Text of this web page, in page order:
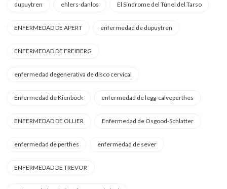
dupuytren ehlers-danlos El Síndrome del Túnel del Tarso
ENFERMEDAD DE APERT enfermedad de dupuytren
ENFERMEDAD DE FREIBERG
enfermedad degenerativa de disco cervical
Enfermedad de Kienböck enfermedad de legg-calveperthes
ENFERMEDAD DE OLLIER Enfermedad de Osgood-Schlatter
enfermedad de perthes enfermedad de sever
ENFERMEDAD DE TREVOR